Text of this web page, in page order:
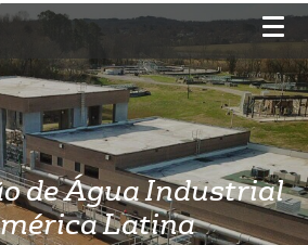
de Água Industrial
Latina